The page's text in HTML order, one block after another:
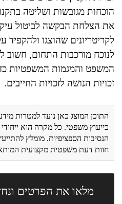
הוכחות מגובשות ושליטה
את הצלחת הבקשה לביטול
לקריטריונים שהוצגו
לנוכח מורכבות התחום, חשוב
המשפט והמגמות המשפטיות
זכויות הנושה לזכויות החייבים.
התוכן המוצג כאן נועד למטרות
כייעוץ משפטי. כל מקרה הוא
הנסיבות הספציפיות. מומלץ
חוות דעת משפטית מקצועית
מלאו את הפרטים